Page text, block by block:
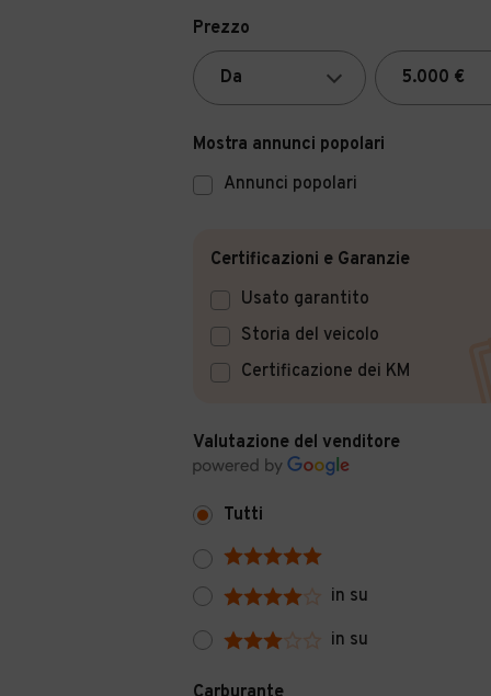
Prezzo
Mostra annunci popolari
Annunci popolari
Certificazioni e Garanzie
Usato garantito
Storia del veicolo
Certificazione dei KM
Valutazione del venditore
Tutti
in su
in su